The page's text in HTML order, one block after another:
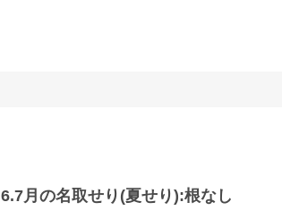
6.7月の名取せり(夏せり):根なし